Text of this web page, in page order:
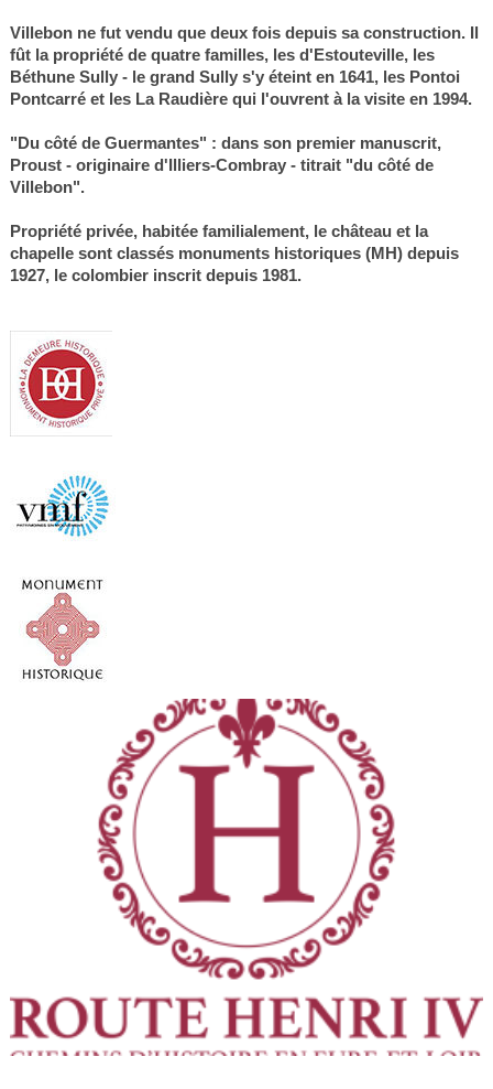
Villebon ne fut vendu que deux fois depuis sa construction. Il
fût la propriété de quatre familles, les d'Estouteville, les
Béthune Sully - le grand Sully s'y éteint en 1641, les Pontoi
Pontcarré et les La Raudière qui l'ouvrent à la visite en 1994.
"Du côté de Guermantes" : dans son premier manuscrit,
Proust - originaire d'Illiers-Combray - titrait "du côté de
Villebon".
Propriété privée, habitée familialement, le château et la
chapelle sont classés monuments historiques (MH) depuis
1927, le colombier inscrit depuis 1981.